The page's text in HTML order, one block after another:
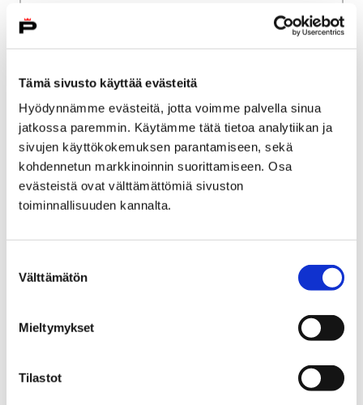
Tämä sivusto käyttää evästeitä
Hyödynnämme evästeitä, jotta voimme palvella sinua
jatkossa paremmin. Käytämme tätä tietoa analytiikan ja
sivujen käyttökokemuksen parantamiseen, sekä
kohdennetun markkinoinnin suorittamiseen. Osa
evästeistä ovat välttämättömiä sivuston
toiminnallisuuden kannalta.
valinta
Välttämätön
Mieltymykset
Tilastot
Porin väestökehitys
Porin väestökehitys
Etusivu Kaupunki ja hallinto
Ota yhteyttä
Kaupungin asiointipalvelut
Porin kaupungin asiakaspalvelu
Porin brändituotteet
Etusivu